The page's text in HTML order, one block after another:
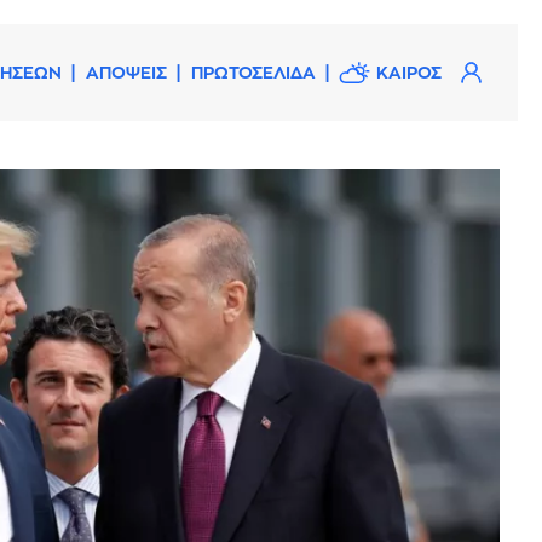
ΑΠΟΨΕΙΣ ΠΡΩΤΟΣΕΛΙΔΑ ΚΑΙΡΟΣ